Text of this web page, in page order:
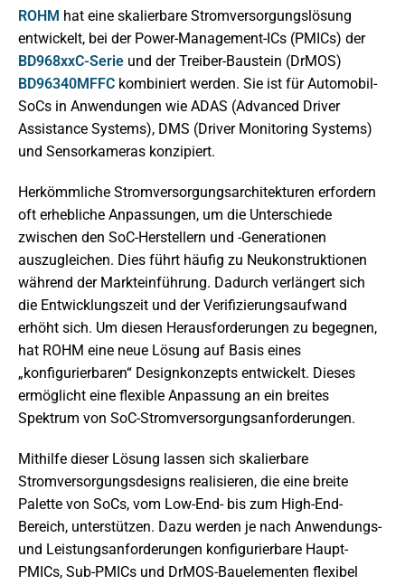
ROHM hat eine skalierbare Stromversorgungslösung
entwickelt, bei der Power-Management-ICs (PMICs) der
BD968xxC-Serie und der Treiber-Baustein (DrMOS)
BD96340MFFC kombiniert werden. Sie ist für Automobil-
SoCs in Anwendungen wie ADAS (Advanced Driver
Assistance Systems), DMS (Driver Monitoring Systems)
und Sensorkameras konzipiert.
Herkömmliche Stromversorgungsarchitekturen erfordern
oft erhebliche Anpassungen, um die Unterschiede
zwischen den SoC-Herstellern und -Generationen
auszugleichen. Dies führt häufig zu Neukonstruktionen
während der Markteinführung. Dadurch verlängert sich
die Entwicklungszeit und der Verifizierungsaufwand
erhöht sich. Um diesen Herausforderungen zu begegnen,
hat ROHM eine neue Lösung auf Basis eines
„konfigurierbaren“ Designkonzepts entwickelt. Dieses
ermöglicht eine flexible Anpassung an ein breites
Spektrum von SoC-Stromversorgungsanforderungen.
Mithilfe dieser Lösung lassen sich skalierbare
Stromversorgungsdesigns realisieren, die eine breite
Palette von SoCs, vom Low-End- bis zum High-End-
Bereich, unterstützen. Dazu werden je nach Anwendungs-
und Leistungsanforderungen konfigurierbare Haupt-
PMICs, Sub-PMICs und DrMOS-Bauelementen flexibel